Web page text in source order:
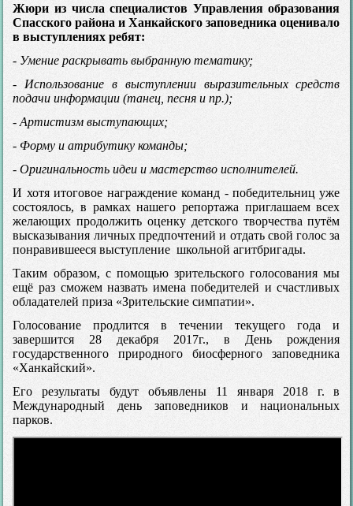
Жюри из числа специалистов Управления образования
Спасского района и Ханкайского заповедника оценивало
в выступлениях ребят:
- Умение раскрывать выбранную тематику;
- Использование в выступлении выразительных средств
подачи информации (танец, песня и пр.);
- Артистизм выступающих;
- Форму и атрибутику команды;
- Оригинальность идеи и мастерство исполнителей.
И хотя итоговое награждение команд - победительниц уже
состоялось, в рамках нашего репортажа приглашаем всех
желающих продолжить оценку детского творчества путём
высказывания личных предпочтений и отдать свой голос за
понравившееся выступление школьной агитбригады.
Таким образом, с помощью зрительского голосования мы
ещё раз сможем назвать имена победителей и счастливых
обладателей приза «Зрительские симпатии».
Голосование продлится в течении текущего года и
завершится 28 декабря 2017г., в День рождения
государственного природного биосферного заповедника
«Ханкайский».
Его результаты будут объявлены 11 января 2018 г. в
Международный день заповедников и национальных
парков.